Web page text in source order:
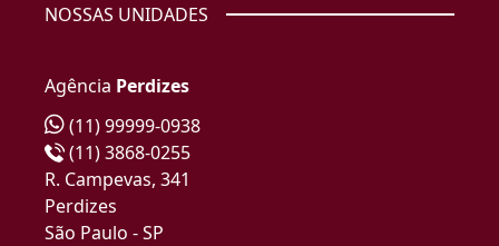
NOSSAS UNIDADES
Agência Perdizes
(11) 99999-0938
(11) 3868-0255
R. Campevas, 341
Perdizes
São Paulo - SP